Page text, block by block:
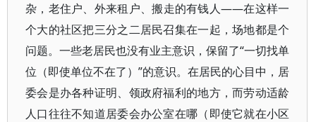
杂，老住户、外来租户、搬走的有钱人——在这样一
个大的社区把三分之二居民召集在一起，场地都是个
问题。一些老居民也没有业主意识，保留了“一切找单
位（即使单位不在了）”的意识。在居民的心目中，居
委会是办各种证明、领政府福利的地方，而劳动适龄
人口往往不知道居委会办公室在哪（即使它就在小区